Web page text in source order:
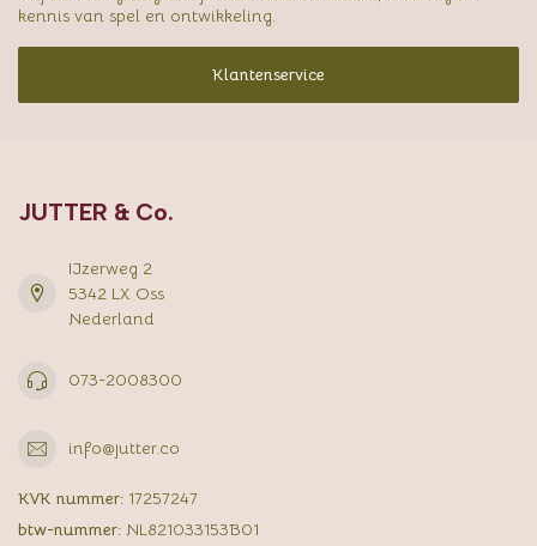
kennis van spel en ontwikkeling.
Klantenservice
JUTTER & Co.
IJzerweg 2
5342 LX Oss
Nederland
073-2008300
info@jutter.co
KVK nummer: 17257247
btw-nummer: NL821033153B01